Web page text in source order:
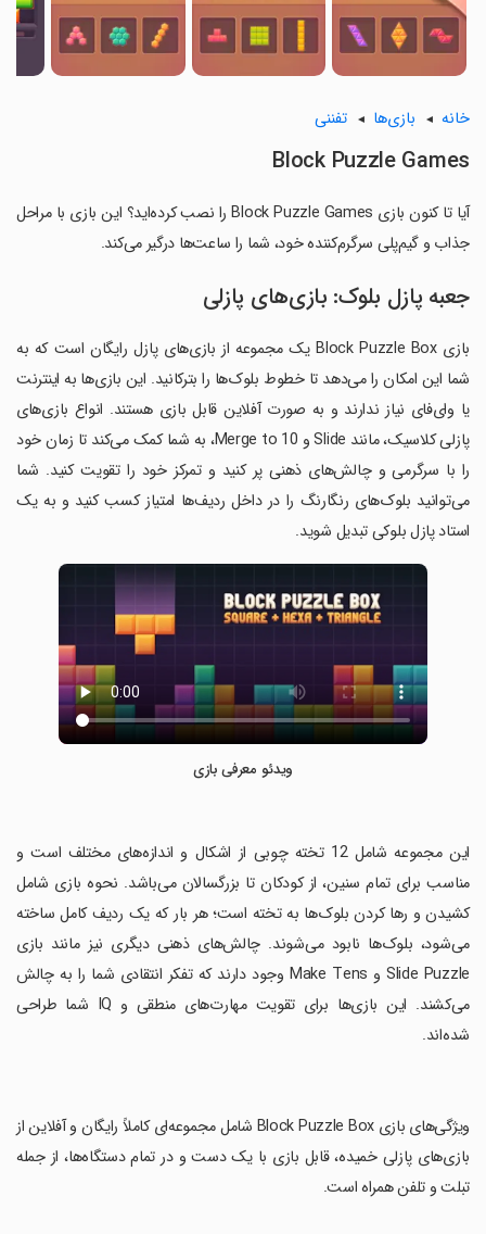
خانه بازی‌ها تفننی
Block Puzzle Games
آیا تا کنون بازی Block Puzzle Games را نصب کرده‌اید؟ این بازی با مراحل
جذاب و گیم‌پلی سرگرم‌کننده خود، شما را ساعت‌ها درگیر می‌کند.
جعبه پازل بلوک: بازی‌های پازلی
بازی Block Puzzle Box یک مجموعه از بازی‌های پازل رایگان است که به
شما این امکان را می‌دهد تا خطوط بلوک‌ها را بترکانید. این بازی‌ها به اینترنت
یا وای‌فای نیاز ندارند و به صورت آفلاین قابل بازی هستند. انواع بازی‌های
پازلی کلاسیک، مانند Slide و Merge to 10، به شما کمک می‌کند تا زمان خود
را با سرگرمی و چالش‌های ذهنی پر کنید و تمرکز خود را تقویت کنید. شما
می‌توانید بلوک‌های رنگارنگ را در داخل ردیف‌ها امتیاز کسب کنید و به یک
استاد پازل بلوکی تبدیل شوید.
ویدئو معرفی بازی
‏این مجموعه شامل 12 تخته چوبی از اشکال و اندازه‌های مختلف است و
مناسب برای تمام سنین، از کودکان تا بزرگسالان می‌باشد. نحوه بازی شامل
کشیدن و رها کردن بلوک‌ها به تخته است؛ هر بار که یک ردیف کامل ساخته
می‌شود، بلوک‌ها نابود می‌شوند. چالش‌های ذهنی دیگری نیز مانند بازی
Slide Puzzle و Make Tens وجود دارند که تفکر انتقادی شما را به چالش
می‌کشند. این بازی‌ها برای تقویت مهارت‌های منطقی و IQ شما طراحی
شده‌اند.
‏ویژگی‌های بازی Block Puzzle Box شامل مجموعه‌ای کاملاً رایگان و آفلاین از
بازی‌های پازلی خمیده، قابل بازی با یک دست و در تمام دستگاه‌ها، از جمله
تبلت و تلفن همراه است.